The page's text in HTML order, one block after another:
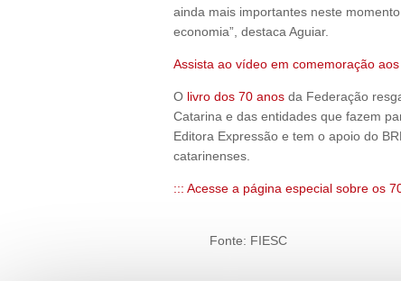
ainda mais importantes neste
economia”, destaca Aguiar.
Assista ao vídeo em comemoração
O livro dos 70 anos da Federação
Catarina e das entidades que fazem
Editora Expressão e tem o apoio do
catarinenses.
::: Acesse a página especial sobre os
Fonte: FIESC